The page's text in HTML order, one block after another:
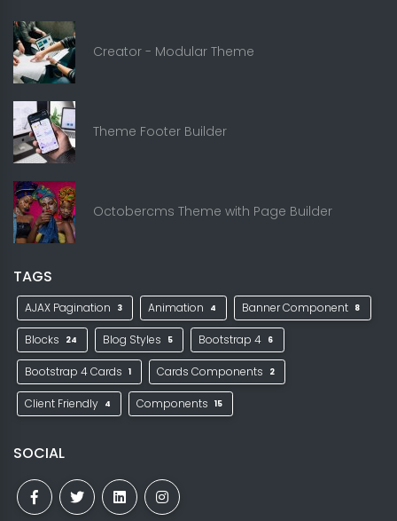
Creator - Modular Theme
Theme Footer Builder
Octobercms Theme with Page Builder
TAGS
AJAX Pagination 3 Animation 4 Banner Component 8
Blocks 24 Blog Styles 5 Bootstrap 4 6
Bootstrap 4 Cards 1 Cards Components 2
Client Friendly 4 Components 15
SOCIAL